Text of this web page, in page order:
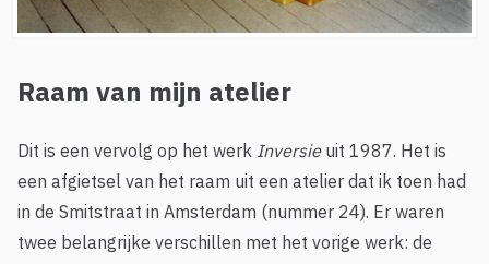
Raam van mijn atelier
Dit is een vervolg op het werk Inversieuit 1987. Het is
een afgietsel van het raam uit een atelier dat ik toen had
in de Smitstraat in Amsterdam (nummer 24). Er waren
twee belangrijke verschillen met het vorige werk: de